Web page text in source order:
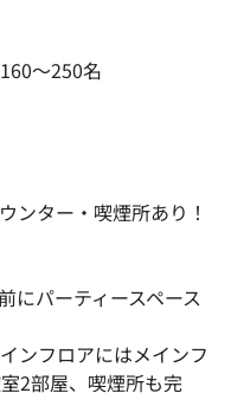
～250名
ンター・喫煙所あり！
にパーティースペース
ンフロアにはメインフ
2部屋、喫煙所も完